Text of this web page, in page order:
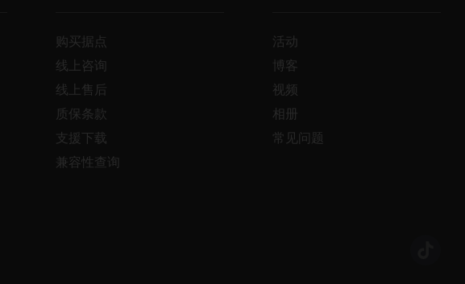
购买据点
线上咨询
线上售后
质保条款
支援下载
兼容性查询
活动
博客
视频
相册
常见问题